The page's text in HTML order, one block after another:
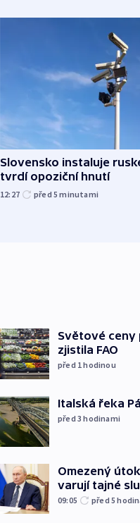
Slovensko instaluje
tvrdí opoziční hnutí
12:27 před 5minutami
Světové ceny
zjistila FAO
před 1hodinou
Italská řeka
před 3hodinami
Omezený
varují tajné
09:05 před 5